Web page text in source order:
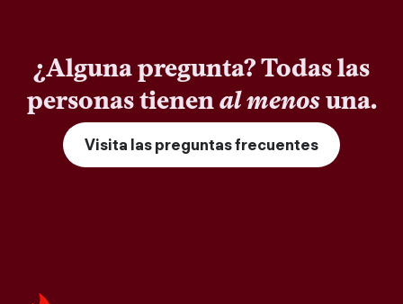
¿Alguna pregunta? Todas las
personas tienenal menosuna.
Visita las preguntas frecuentes